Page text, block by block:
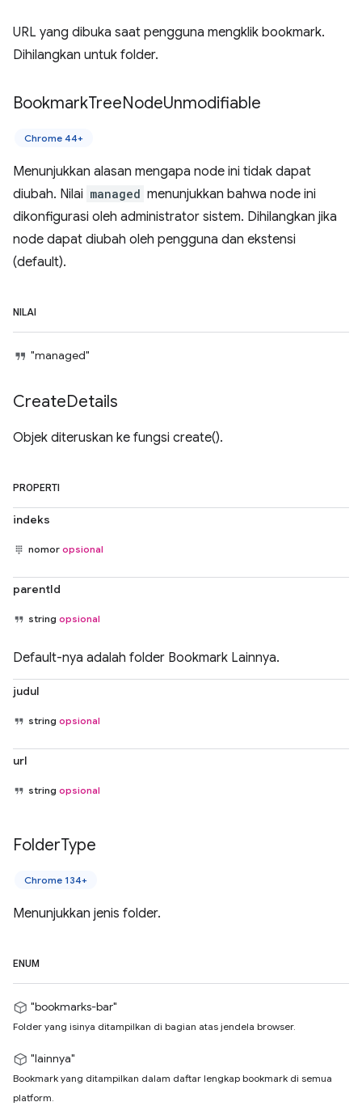
URL yang dibuka saat pengguna mengklik bookmark.
Dihilangkan untuk folder.
BookmarkTreeNodeUnmodifiable
Chrome 44+
Menunjukkan alasan mengapa node ini tidak dapat
diubah. Nilai managed menunjukkan bahwa node ini
dikonfigurasi oleh administrator sistem. Dihilangkan jika
node dapat diubah oleh pengguna dan ekstensi
(default).
NILAI
"managed"
CreateDetails
Objek diteruskan ke fungsi create().
PROPERTI
indeks
nomor opsional
parentId
string opsional
Default-nya adalah folder Bookmark Lainnya.
judul
string opsional
url
string opsional
FolderType
Chrome 134+
Menunjukkan jenis folder.
ENUM
"bookmarks-bar"
Folder yang isinya ditampilkan di bagian atas jendela browser.
"lainnya"
Bookmark yang ditampilkan dalam daftar lengkap bookmark di semua
platform.